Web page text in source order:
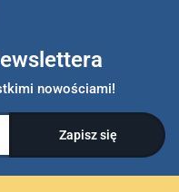
nowościami!